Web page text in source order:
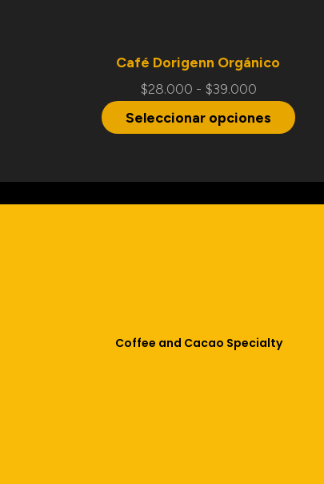
Café Dorigenn Orgánico
$28.000 - $39.000
Seleccionar opciones
Coffee and Cacao Specialty